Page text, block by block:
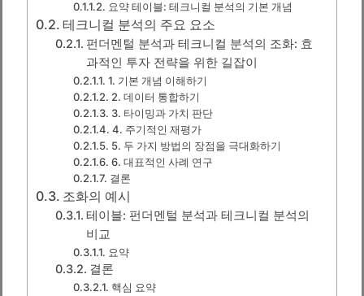
요약 테이블: 테크니컬 분석의 기본 개념
테크니컬 분석의 주요 요소
펀더멘털 분석과 테크니컬 분석의 조화: 효
과적인 투자 전략을 위한 길잡이
1. 기본 개념 이해하기
2. 데이터 통합하기
3. 타이밍과 가치 판단
4. 주기적인 재평가
5. 두 가지 방법의 장점을 극대화하기
6. 대표적인 사례 연구
결론
조화의 예시
테이블: 펀더멘털 분석과 테크니컬 분석의
비교
요약
결론
핵심 요약